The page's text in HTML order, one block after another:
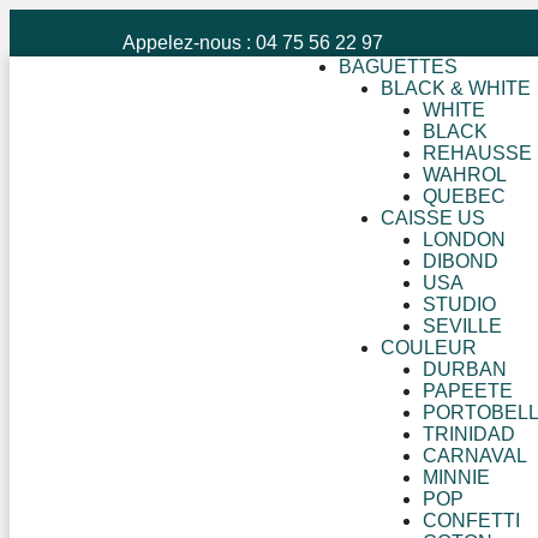
Appelez-nous : 04 75 56 22 97
BAGUETTES
BLACK & WHITE
WHITE
BLACK
REHAUSSE
WAHROL
QUEBEC
CAISSE US
LONDON
DIBOND
USA
STUDIO
SEVILLE
COULEUR
DURBAN
PAPEETE
TRINIDAD
CARNAVAL
MINNIE
POP
CONFETTI